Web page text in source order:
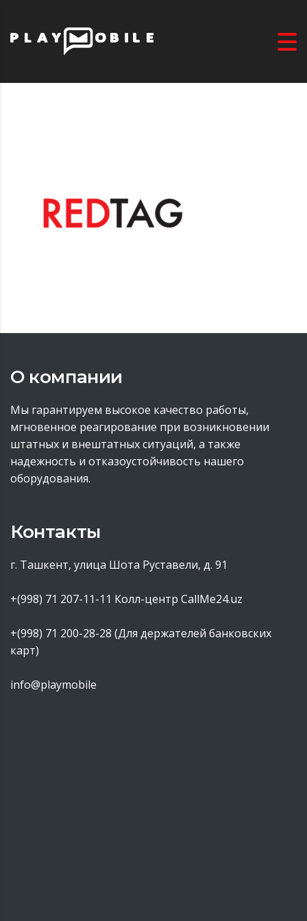
О компании
Мы гарантируем высокое качество работы,
мгновенное реагирование при возникновении
штатных и внештатных ситуаций, а также
надежность и отказоустойчивость нашего
оборудования.
Контакты
г. Ташкент, улица Шота Руставели, д. 91
+(998) 71 207-11-11 Колл-центр CallMe24.uz
+(998) 71 200-28-28 (Для держателей банковских
карт)
info@playmobile